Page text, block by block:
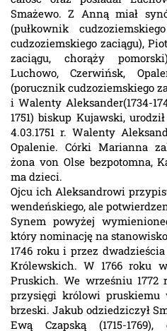
Smażewo. Z Anną miał
(pułkownik
cudzoziemskiego zaciągu),
zaciągu, chorąży
Luchowo, Czerwińsk,
(porucznik cudzoziemskiego
i Walenty Aleksander(1734-
1751) biskup Kujawski,
4.03.1751 r. Walenty
Opalenie. Córki Marianna
żona von Olse bezpotomna,
ma dzieci.
Ojcu ich Aleksandrowi
wendeńskiego, ale
Synem powyżej
który nominację na
1746 roku i przez
Królewskich. W 1766 roku
Pruskich. We wrześniu 1772
przysięgi królowi pruskiemu
brzeski. Jakub odziedziczył
Ewą Czapską (1715-